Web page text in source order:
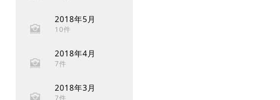
2018年5月
10件
2018年4月
7件
2018年3月
7件